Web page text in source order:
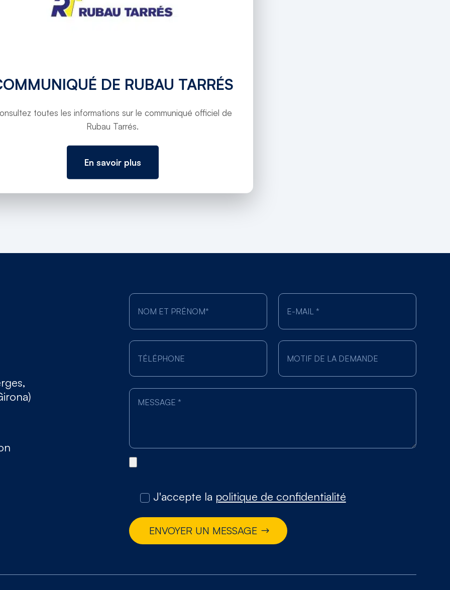
J'accepte la politique de confidentialité
ENVOYER UN MESSAGE
DE RUBAU TARRÉS
toutes les informations sur le communiqué officiel de
Rubau Tarrés.
En savoir plus